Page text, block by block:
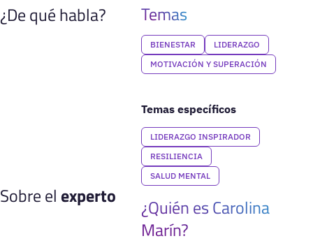
¿De qué habla? Temas
BIENESTAR
LIDERAZGO
MOTIVACIÓN Y SUPERACIÓN
Temas específicos
LIDERAZGO INSPIRADOR
RESILIENCIA
SALUD MENTAL
Sobre el experto
¿Quién es Carolina
Marín?